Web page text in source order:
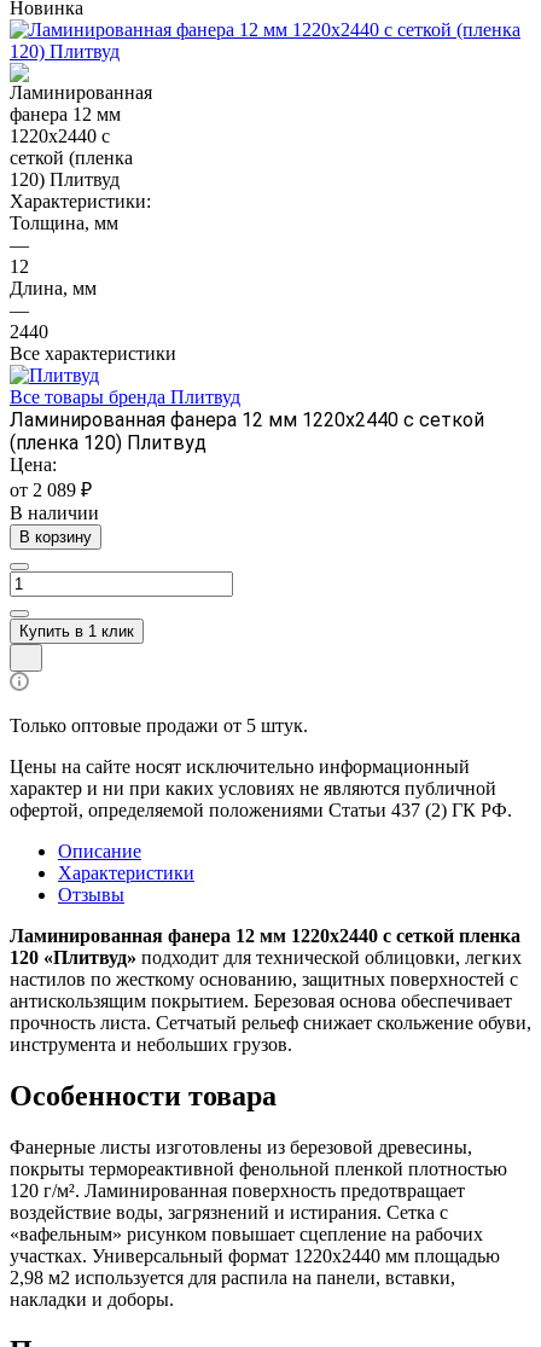
Новинка
Характеристики:
Толщина, мм
—
12
Длина, мм
—
2440
Все характеристики
Все товары бренда Плитвуд
Ламинированная фанера 12 мм 1220х2440 с сеткой
(пленка 120) Плитвуд
Цена:
от 2 089 ₽
В наличии
В корзину
Купить в 1 клик
Только оптовые продажи от 5 штук.
Цены на сайте носят исключительно информационный
характер и ни при каких условиях не являются публичной
офертой, определяемой положениями Статьи 437 (2) ГК РФ.
Описание
Характеристики
Отзывы
Ламинированная фанера 12 мм 1220х2440 с сеткой пленка
120 «Плитвуд» подходит для технической облицовки, легких
настилов по жесткому основанию, защитных поверхностей с
антискользящим покрытием. Березовая основа обеспечивает
прочность листа. Сетчатый рельеф снижает скольжение обуви,
инструмента и небольших грузов.
Особенности товара
Фанерные листы изготовлены из березовой древесины,
покрыты термореактивной фенольной пленкой плотностью
120 г/м². Ламинированная поверхность предотвращает
воздействие воды, загрязнений и истирания. Сетка с
«вафельным» рисунком повышает сцепление на рабочих
участках. Универсальный формат 1220х2440 мм площадью
2,98 м2 используется для распила на панели, вставки,
накладки и доборы.